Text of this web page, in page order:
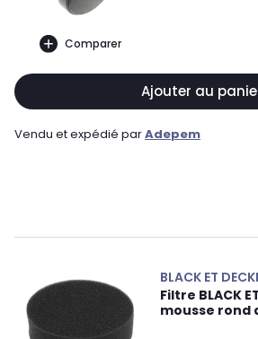
Comparer
Ajouter au
Vendu et expédié parAdepem
BLACK ET
Filtre BLACK
mousse rond